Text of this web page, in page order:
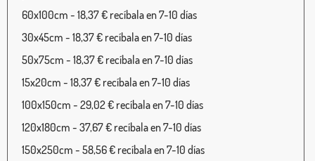
60x100cm - 18,37 € recíbala en 7-10 días
30x45cm - 18,37 € recíbala en 7-10 días
50x75cm - 18,37 € recíbala en 7-10 días
15x20cm - 18,37 € recíbala en 7-10 días
100x150cm - 29,02 € recíbala en 7-10 días
120x180cm - 37,67 € recíbala en 7-10 días
150x250cm - 58,56 € recíbala en 7-10 días